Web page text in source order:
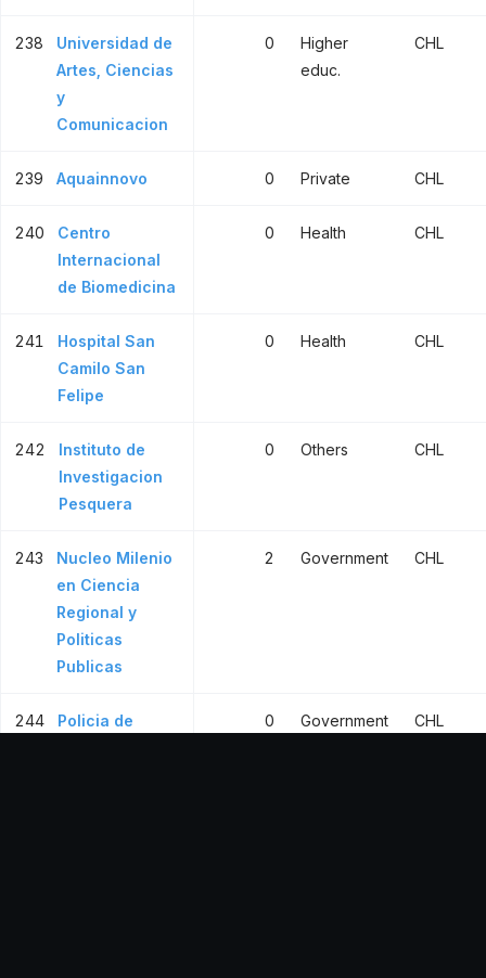
238
Universidad de
Artes, Ciencias
y
Comunicacion
0
Higher
educ.
CHL
239 Aquainnovo 0 Private CHL
240
Centro
Internacional
de Biomedicina
0 Health CHL
241
Hospital San
Camilo San
Felipe
0 Health CHL
242
Instituto de
Investigacion
Pesquera
0 Others CHL
243
Nucleo Milenio
en Ciencia
Regional y
Politicas
Publicas
2 Government CHL
244
Policia de
0 Government CHL